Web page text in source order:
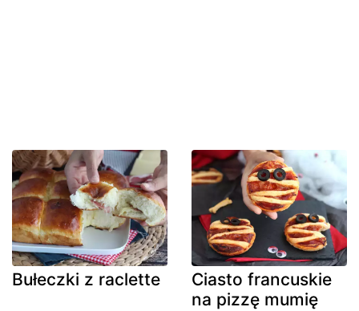
Bułeczki z raclette
Ciasto francuskie
na pizzę mumię